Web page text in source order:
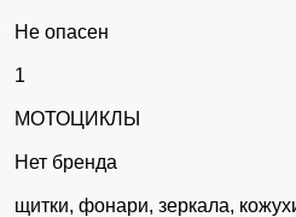
Не опасен
1
МОТОЦИКЛЫ
Нет бренда
щитки, фонари, зеркала,